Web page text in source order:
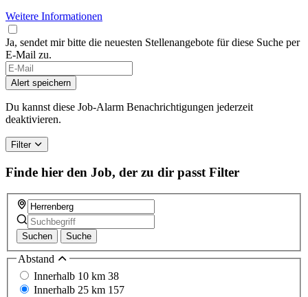
Weitere Informationen
Ja, sendet mir bitte die neuesten Stellenangebote für diese Suche per
E-Mail zu.
If
you
are
a
human,
this
field
Alert speichern
Du kannst diese Job-Alarm Benachrichtigungen jederzeit
deaktivieren.
Filter
Finde hier den Job, der zu dir passt Filter
Suchen Suche
Abstand
Innerhalb 10 km 38
Innerhalb 25 km 157